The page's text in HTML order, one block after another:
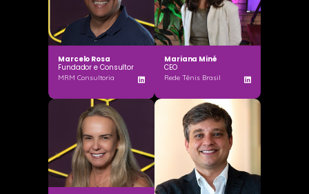
Marcelo Rosa
Fundador e Consultor
MRM Consultoria
Mariana Miné
CEO
Rede Tênis Brasil